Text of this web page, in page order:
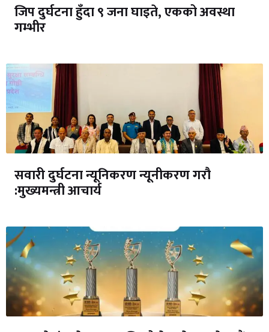
जिप दुर्घटना हुँदा ९ जना घाइते, एकको अवस्था
गम्भीर
सवारी दुर्घटना न्यूनिकरण न्यूनीकरण गरौ
:मुख्यमन्त्री आचार्य